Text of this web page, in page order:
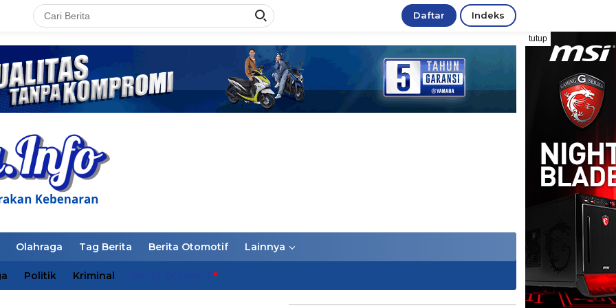
Daftar Indeks
tutup
Olahraga Tag Berita Berita Otomotif Lainnya
Politik Kriminal